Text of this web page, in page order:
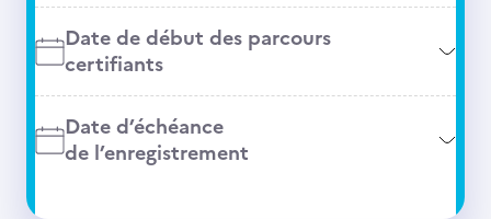
Date de début des parcours
certifiants
Date d’échéance
de l’enregistrement